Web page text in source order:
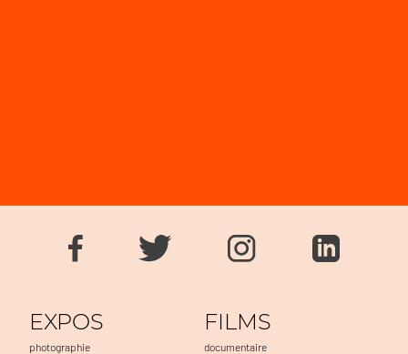
EXPOS
photographie
FILMS
documentaire